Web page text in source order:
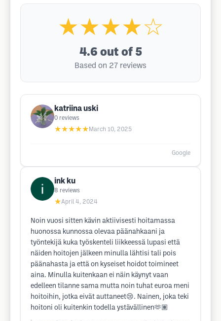
★★★★☆
4.6 out of 5
Based on 27 reviews
katriina uski
0 reviews
★★★★★ March 10, 2025
Google
ink ku
8 reviews
★April 4, 2024
Noin vuosi sitten kävin aktiivisesti hoitamassa
huonossa kunnossa olevaa päänahkaani ja
työntekijä kuka työskenteli liikkeessä lupasi että
näiden hoitojen jälkeen minulla lähtisi tali pois
päänahasta ja että on kyseiset hoidot toimineet
aina. Minulla kuitenkaan ei näin käynyt vaan
edelleen tilanne sama mutta noin tuhat euroa meni
hoitoihin, jotka eivät auttaneet😢. Nainen, joka teki
hoitoni oli kuitenkin todella ystävällinen🫶🏽